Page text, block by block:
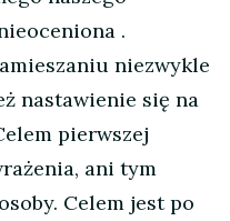
.
niezwykle
nastawienie się na
pierwszej
ani tym
Celem jest po